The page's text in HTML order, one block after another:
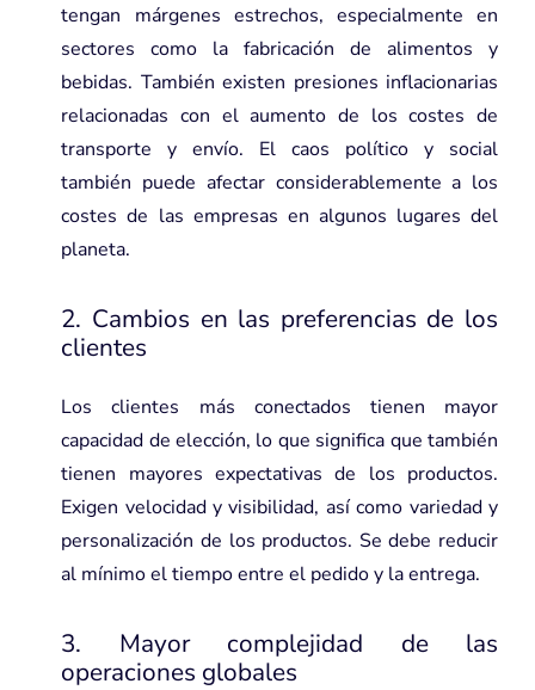
tengan márgenes estrechos, especialmente en
sectores como la fabricación de alimentos y
bebidas. También existen presiones inflacionarias
relacionadas con el aumento de los costes de
transporte y envío. El caos político y social
también puede afectar considerablemente a los
costes de las empresas en algunos lugares del
planeta.
2. Cambios en las preferencias de los
clientes
Los clientes más conectados tienen mayor
capacidad de elección, lo que significa que también
tienen mayores expectativas de los productos.
Exigen velocidad y visibilidad, así como variedad y
personalización de los productos. Se debe reducir
al mínimo el tiempo entre el pedido y la entrega.
3. Mayor complejidad de las
operaciones globales